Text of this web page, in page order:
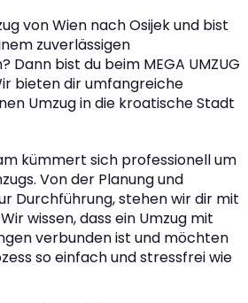
von Wien nach Osijek und bist
zuverlässigen
Dann bist du beim MEGA UMZUG
bieten dir umfangreiche
Umzug in die kroatische Stadt
kümmert sich professionell um
Von der Planung und
Durchführung, stehen wir dir mit
wissen, dass ein Umzug mit
verbunden ist und möchten
so einfach und stressfrei wie